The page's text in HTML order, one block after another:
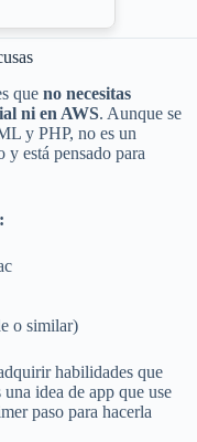
que no necesitas
ni en AWS. Aunque se
y PHP, no es un
está pensado para
o similar)
habilidades que
idea de app que use
paso para hacerla